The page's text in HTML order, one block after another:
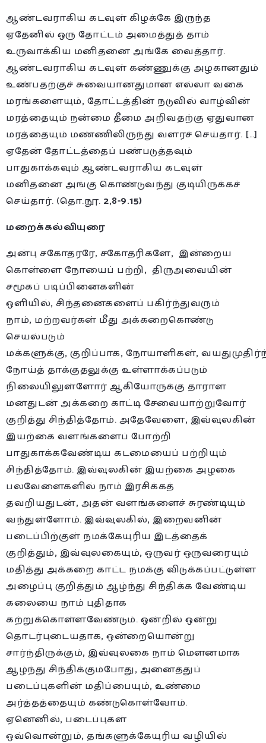
ஆண்டவராகிய கடவுள் கிழக்கே இருந்த
ஏதேனில் ஒரு தோட்டம் அமைத்துத் தாம்
உருவாக்கிய மனிதனை அங்கே வைத்தார்.
ஆண்டவராகிய கடவுள் கண்ணுக்கு அழகானதும்
உண்பதற்குச் சுவையானதுமான எல்லா வகை
மரங்களையும், தோட்டத்தின் நடுவில் வாழ்வின்
மரத்தையும் நன்மை தீமை அறிவதற்கு ஏதுவான
மரத்தையும் மண்ணிலிருந்து வளரச் செய்தார். […]
ஏதேன் தோட்டத்தைப் பண்படுத்தவும்
பாதுகாக்கவும் ஆண்டவராகிய கடவுள்
மனிதனை அங்கு கொண்டுவந்து குடியிருக்கச்
செய்தார். (தொ.நூ. 2,8-9.15)
மறைக்கல்வியுரை
அன்பு சகோதரரே, சகோதரிகளே, இன்றைய
கொள்ளை நோயைப் பற்றி, திருஅவையின்
சமூகப் படிப்பினைகளின்
ஒளியில், சிந்தனைகளைப் பகிர்ந்துவரும்
நாம், மற்றவர்கள் மீது அக்கறைகொண்டு
செயல்படும்
மக்களுக்கு, குறிப்பாக, நோயாளிகள்,
நோய்த் தாக்குதலுக்கு உள்ளாக்கப்படும்
நிலையிலுள்ளோர் ஆகியோருக்கு தாராள
மனதுடன் அக்கறை காட்டி சேவையாற்றுவோர்
குறித்து சிந்தித்தோம். அதேவேளை, இவ்வுலகின்
இயற்கை வளங்களைப் போற்றி
பாதுகாக்கவேண்டிய கடமையைப் பற்றியும்
சிந்தித்தோம். இவ்வுலகின் இயற்கை அழகை
பலவேளைகளில் நாம் இரசிக்கத்
தவறியதுடன், அதன் வளங்களைச் சுரண்டியும்
வந்துள்ளோம். இவ்வுலகில், இறைவனின்
படைப்பிற்குள் நமக்கேயுரிய இடத்தைக்
குறித்தும், இவ்வுலகையும், ஒருவர் ஒருவரையும்
மதித்து அக்கறை காட்ட நமக்கு விடுக்கப்பட்டுள்ள
அழைப்பு குறித்தும் ஆழ்ந்து சிந்திக்க வேண்டிய
கலையை நாம் புதிதாக
கற்றுக்கொள்ளவேண்டும். ஒன்றில் ஒன்று
தொடர்புடையதாக, ஒன்றையொன்று
சார்ந்திருக்கும், இவ்வுலகை நாம் மௌனமாக
ஆழ்ந்து சிந்திக்கும்போது, அனைத்துப்
படைப்புகளின் மதிப்பையும், உண்மை
அர்த்தத்தையும் கண்டுகொள்வோம்.
ஏனெனில், படைப்புகள்
ஒவ்வொன்றும், தங்களுக்கேயுரிய வழியில்